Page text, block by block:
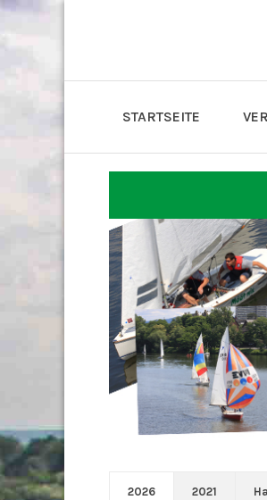
STARTSEITE
2026 2021